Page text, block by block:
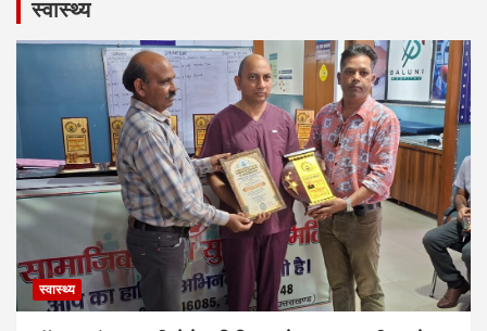
स्वास्थ्य
स्वास्थ्य